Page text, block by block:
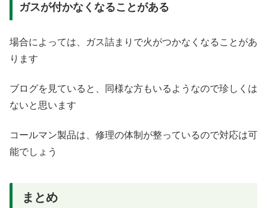
ガスが付かなくなることがある
場合によっては、ガス詰まりで火がつかなくなることがあ
ります
ブログを見ていると、同様な方もいるようなので珍しくは
ないと思います
コールマン製品は、修理の体制が整っているので対応は可
能でしょう
まとめ